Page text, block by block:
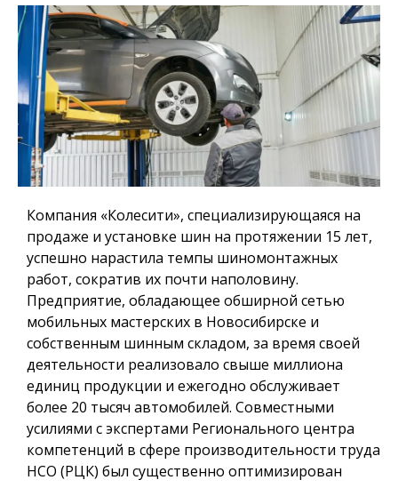
Компания «Колесити», специализирующаяся на
продаже и установке шин на протяжении 15 лет,
успешно нарастила темпы шиномонтажных
работ, сократив их почти наполовину.
Предприятие, обладающее обширной сетью
мобильных мастерских в Новосибирске и
собственным шинным складом, за время своей
деятельности реализовало свыше миллиона
единиц продукции и ежегодно обслуживает
более 20 тысяч автомобилей. Совместными
усилиями с экспертами Регионального центра
компетенций в сфере производительности труда
НСО (РЦК) был существенно оптимизирован